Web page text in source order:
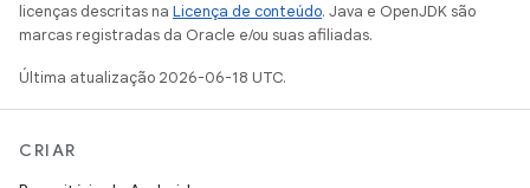
licenças descritas na Licença de conteúdo. Java e OpenJDK são
marcas registradas da Oracle e/ou suas afiliadas.
Última atualização 2026-06-18 UTC.
CRIAR